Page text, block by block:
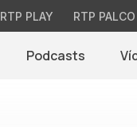
RTP PLAY RTP PALCO
Podcasts